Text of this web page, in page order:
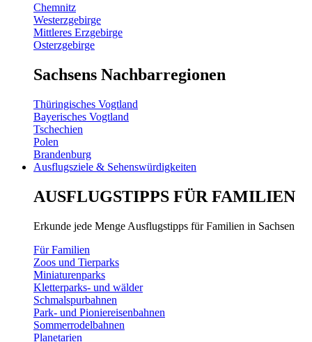
Chemnitz
Westerzgebirge
Mittleres Erzgebirge
Osterzgebirge
Sachsens Nachbarregionen
Thüringisches Vogtland
Bayerisches Vogtland
Tschechien
Polen
Brandenburg
Ausflugsziele & Sehenswürdigkeiten
AUSFLUGSTIPPS FÜR FAMILIEN
Erkunde jede Menge Ausflugstipps für Familien in Sachsen
Für Familien
Zoos und Tierparks
Miniaturenparks
Kletterparks- und wälder
Schmalspurbahnen
Park- und Pioniereisenbahnen
Sommerrodelbahnen
Planetarien